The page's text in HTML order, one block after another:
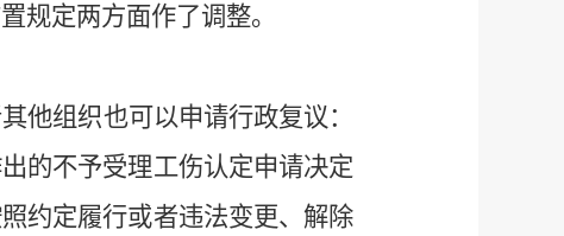
规定两方面作了调整。
他组织也可以申请行政复议：
的不予受理工伤认定申请决定
约定履行或者违法变更、解除